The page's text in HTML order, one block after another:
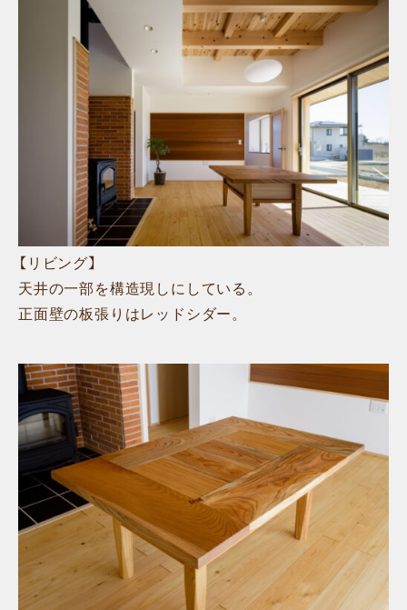
【リビング】
天井の一部を構造現しにしている。
正面壁の板張りはレッドシダー。